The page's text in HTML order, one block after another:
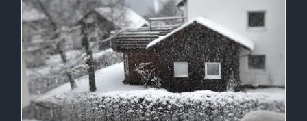
Winter, Depression &
Zeitverschwendung
Alltag Depression Gedanken Ich